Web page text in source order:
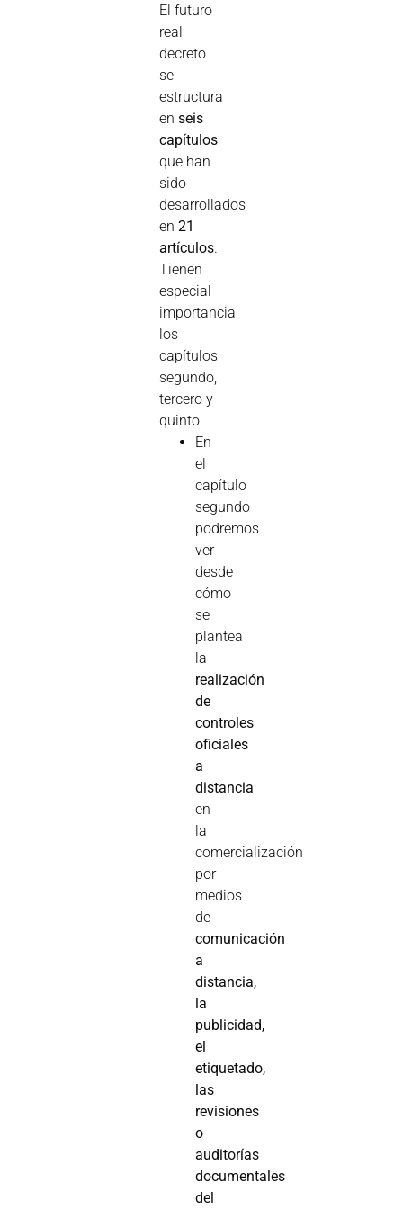
El futuro
real
decreto
se
estructura
enseis
capítulos
que han
sido
desarrollados
en21
artículos.
Tienen
especial
importancia
los
capítulos
segundo,
tercero y
quinto.
En
el
capítulo
segundo
podremos
ver
desde
cómo
se
plantea
la
realización
de
controles
oficiales
a
distancia
en
la
comercialización
por
medios
de
comunicación
a
distancia,
la
publicidad,
el
etiquetado,
las
revisiones
o
auditorías
documentales
del